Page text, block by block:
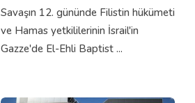
Savaşın 12. gününde Filistin hükümeti
ve Hamas yetkililerinin İsrail'in
Gazze'de El-Ehli Baptist ...